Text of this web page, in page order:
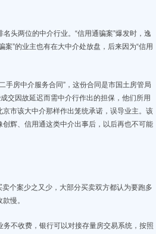
头两位的中介行业。“信用通骗案”爆发时，逸
”的业主也有在大中介处放盘，后来因为“信用
手房中介服务合同”，这份合同是市国土房管局
交因故延迟而需中介行作出的担保，他们所用
市该大中介那样作出笼统承诺，误导业主。该
辉、信用通这类中介出事后，以后再也不可能
个案少之又少，大部分买卖双方都认为要跑多
慢。
不收费，银行可以对接存量房交易系统，按照